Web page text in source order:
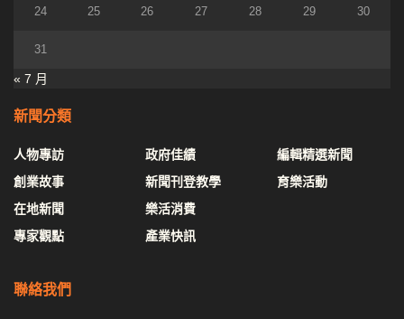
24 25 26 27 28 29 30
31
« 7 月
新聞分類
人物專訪
創業故事
在地新聞
專家觀點
政府佳績
新聞刊登教學
樂活消費
產業快訊
編輯精選新聞
育樂活動
聯絡我們